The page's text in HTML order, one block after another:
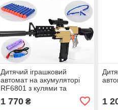
Дитячий іграшковий
автомат на акумуляторі
RF6801 з кулями та
1 770₴ 1